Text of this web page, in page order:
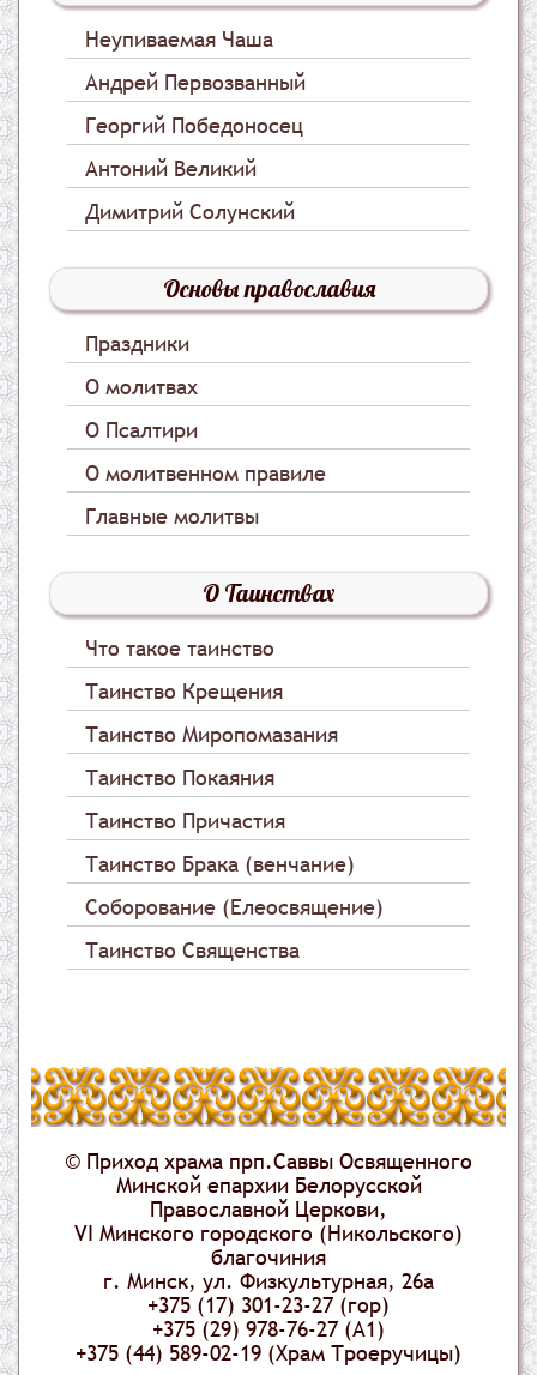
Неупиваемая Чаша
Андрей Первозванный
Георгий Победоносец
Антоний Великий
Димитрий Солунский
Основы православия
Праздники
О молитвах
О Псалтири
О молитвенном правиле
Главные молитвы
О Таинствах
Что такое таинство
Таинство Крещения
Таинство Миропомазания
Таинство Покаяния
Таинство Причастия
Таинство Брака (венчание)
Соборование (Елеосвящение)
Таинство Священства
© Приход храма прп.Саввы Освященного
Минской епархии Белорусской
Православной Церкови,
VI Минского городского (Никольского)
благочиния
г. Минск, ул. Физкультурная, 26а
+375 (17) 301-23-27 (гор)
+375 (29) 978-76-27 (А1)
+375 (44) 589-02-19 (Храм Троеручицы)